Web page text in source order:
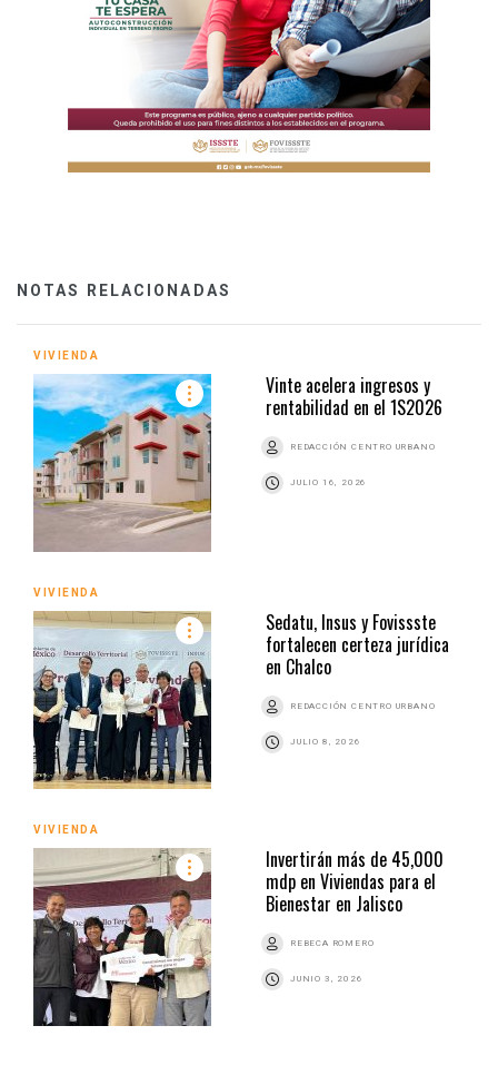
NOTAS RELACIONADAS
VIVIENDA
Vinte acelera ingresos y
rentabilidad en el 1S2026
REDACCIÓN CENTRO URBANO
JULIO 16, 2026
VIVIENDA
Sedatu, Insus y Fovissste
fortalecen certeza jurídica
en Chalco
REDACCIÓN CENTRO URBANO
JULIO 8, 2026
VIVIENDA
Invertirán más de 45,000
mdp en Viviendas para el
Bienestar en Jalisco
REBECA ROMERO
JUNIO 3, 2026